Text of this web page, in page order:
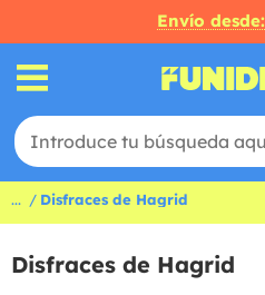
Envío desde:
... Disfraces de Hagrid
Disfraces de Hagrid